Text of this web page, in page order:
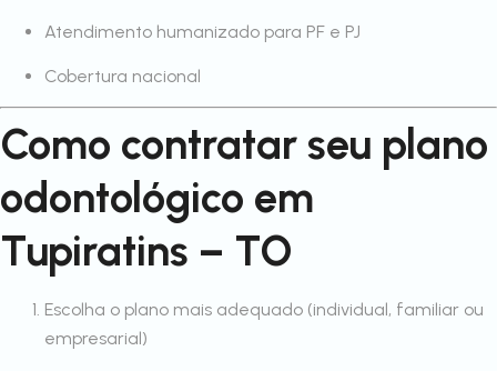
Atendimento humanizado para PF e PJ
Cobertura nacional
Como contratar seu plano
odontológico em
Tupiratins – TO
Escolha o plano mais adequado (individual, familiar ou
empresarial)